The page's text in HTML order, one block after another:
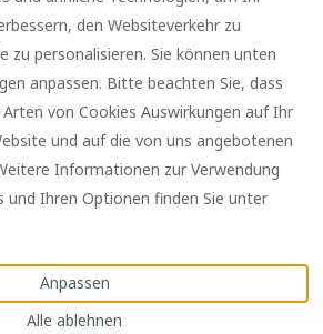
©2026 DAS KIRCHBICHL
Alle Rechte vorbehalten
den Websiteverkehr zu
zu personalisieren. Sie können unten
anpassen. Bitte beachten Sie, dass
von Cookies Auswirkungen auf Ihr
und auf die von uns angebotenen
Informationen zur Verwendung
und Ihren Optionen finden Sie unter
Anpassen
Alle ablehnen